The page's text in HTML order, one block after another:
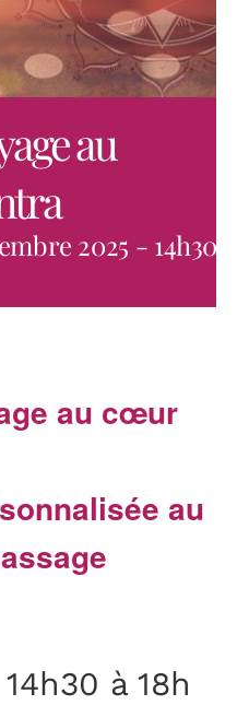
au
2025 - 14h30
au cœur
au
à 18h